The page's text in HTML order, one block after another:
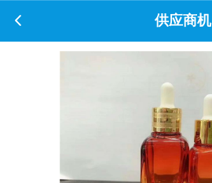
供应商机